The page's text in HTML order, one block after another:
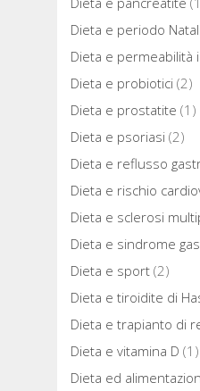
Dieta e periodo
Dieta e permeabilità
Dieta e probiotici (2)
Dieta e prostatite (1)
Dieta e psoriasi (2)
Dieta e reflusso
Dieta e rischio
Dieta e sclerosi
Dieta e sindrome
Dieta e sport (2)
Dieta e tiroidite di
Dieta e trapianto di
Dieta e vitamina D (1)
Dieta ed